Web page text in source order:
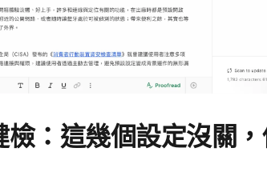
檢：這幾個設定沒關